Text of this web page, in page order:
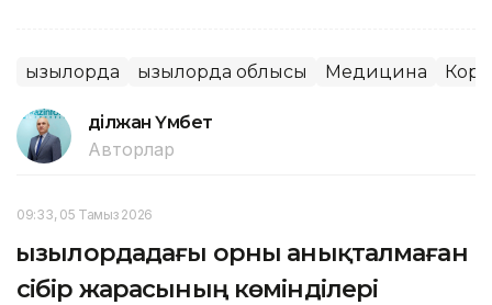
Қызылорда Қызылорда облысы Медицина
Әділжан Үмбет
Авторлар
09:33, 05 Тамыз 2026
Қызылордадағы орны анықталмаған
сібір жарасының көмінділері